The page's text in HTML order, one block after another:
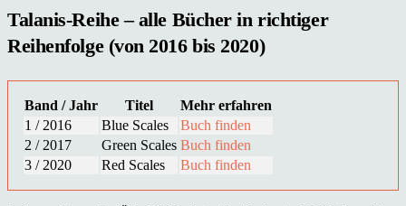
Talanis-Reihe – alle Bücher in richtiger
Reihenfolge (von 2016 bis 2020)
Band / Jahr Titel
Mehr erfahren
1 / 2016
Blue Scales
Buch finden
2 / 2017
Green Scales Buch finden
3 / 2020
Red Scales Buch finden